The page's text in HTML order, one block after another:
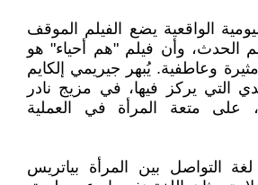
الواقعية يضع الفيلم الموقف
الحدث، وأن فيلم "هم أحياء" هو
وعاطفية. يُبهر جيريمي إلكايم
التي يركز فيها، في مزيج نادر
على متعة المرأة في العملية
التواصل بين المرأة بياتريس